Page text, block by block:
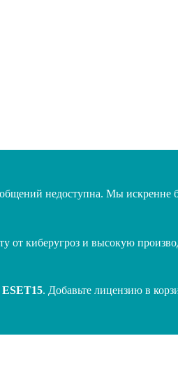
недоступна. Мы искренне
киберугроз и высокую
ESET15. Добавьте лицензию в